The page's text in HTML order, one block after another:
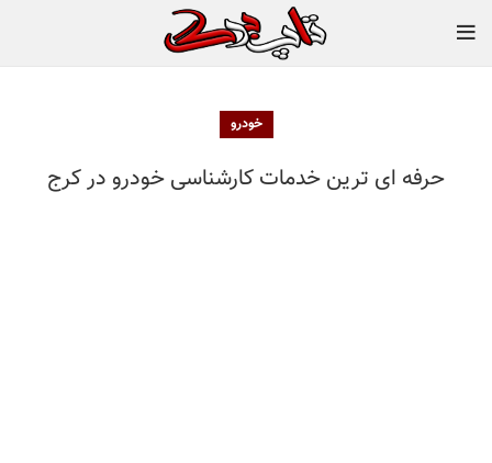
خودرو
حرفه ای ترین خدمات کارشناسی خودرو در کرج